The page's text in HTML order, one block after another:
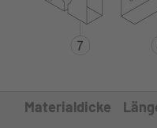
Materialdicke